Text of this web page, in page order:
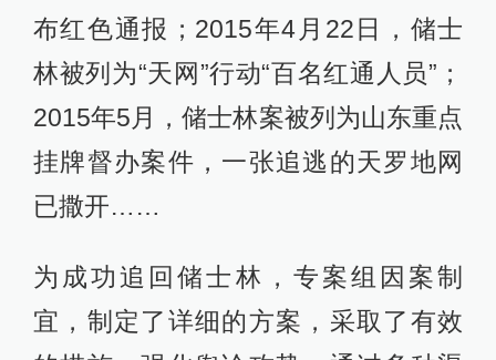
布红色通报；2015年4月22日，储士
林被列为“天网”行动“百名红通人员”；
2015年5月，储士林案被列为山东重点
挂牌督办案件，一张追逃的天罗地网
已撒开……
为成功追回储士林，专案组因案制
宜，制定了详细的方案，采取了有效